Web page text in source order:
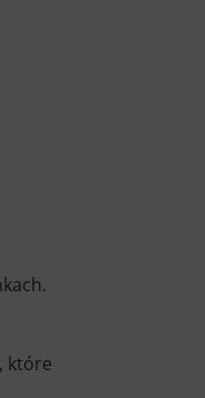
które